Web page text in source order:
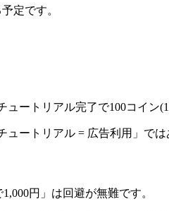
定です。
ュートリアル完了で100コイン
ートリアル = 広告利用」では
円」は回避が無難です。